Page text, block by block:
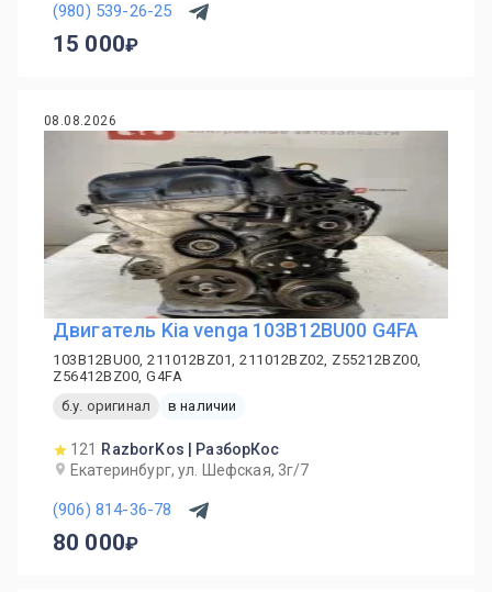
(980) 539-26-25
15 000
08.08.2026
Двигатель Kia venga 103B12BU00 G4FA
103B12BU00, 211012BZ01, 211012BZ02, Z55212BZ00,
Z56412BZ00, G4FA
б.у. оригинал
в наличии
121
RazborKos | РазборКос
Екатеринбург, ул. Шефская, 3г/7
(906) 814-36-78
80 000